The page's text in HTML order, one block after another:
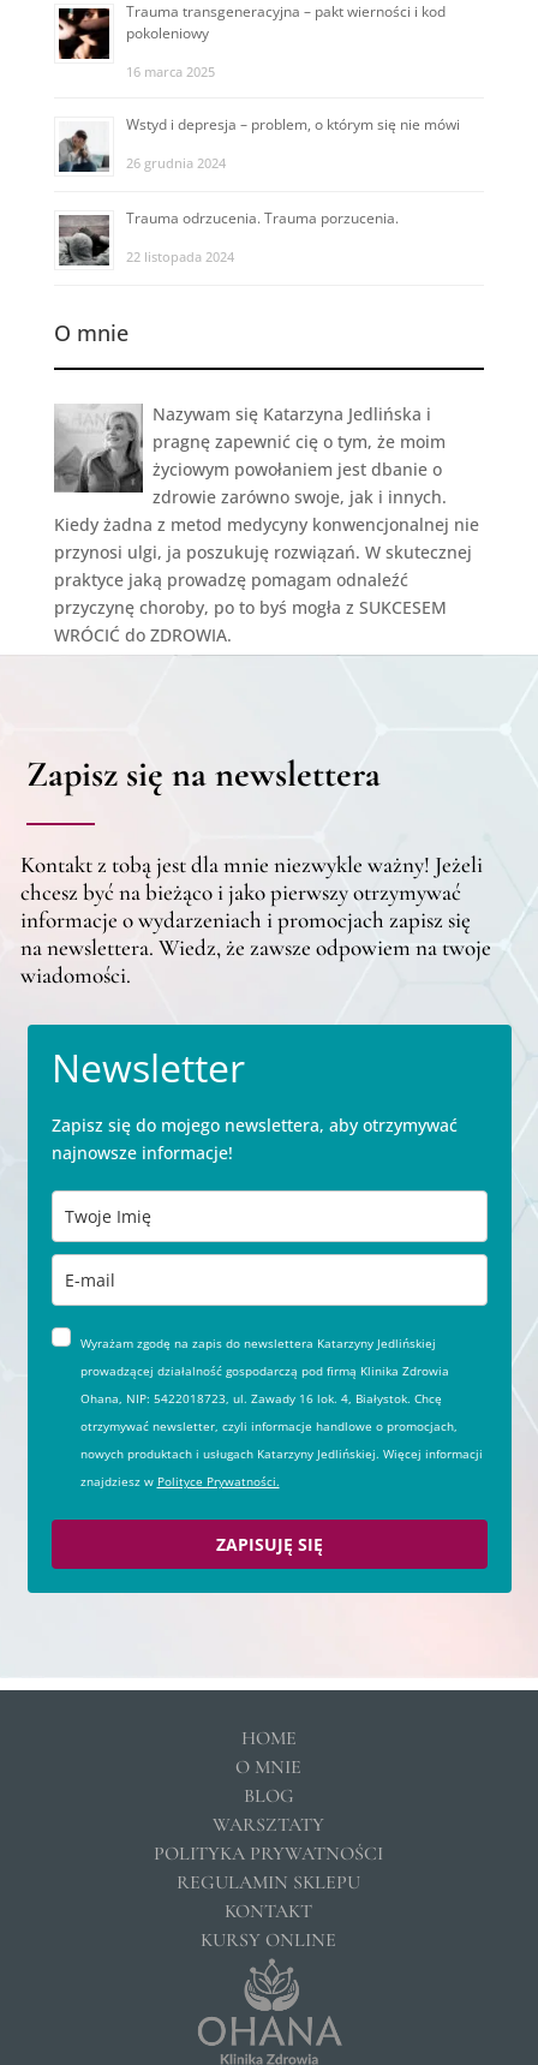
Trauma transgeneracyjna – pakt wierności i kod
pokoleniowy
16 marca 2025
Wstyd i depresja – problem, o którym się nie mówi
26 grudnia 2024
Trauma odrzucenia. Trauma porzucenia.
22 listopada 2024
O mnie
Nazywam się Katarzyna Jedlińska i
pragnę zapewnić cię o tym, że moim
życiowym powołaniem jest dbanie o
zdrowie zarówno swoje, jak i innych.
Kiedy żadna z metod medycyny konwencjonalnej nie
przynosi ulgi, ja poszukuję rozwiązań. W skutecznej
praktyce jaką prowadzę pomagam odnaleźć
przyczynę choroby, po to byś mogła z SUKCESEM
WRÓCIĆ do ZDROWIA.
Zapisz się na newslettera
Kontakt z tobą jest dla mnie niezwykle ważny! Jeżeli
chcesz być na bieżąco i jako pierwszy otrzymywać
informacje o wydarzeniach i promocjach zapisz się
na newslettera. Wiedz, że zawsze odpowiem na twoje
wiadomości.
Newsletter
Zapisz się do mojego newslettera, aby otrzymywać
najnowsze informacje!
Wyrażam zgodę na zapis do newslettera Katarzyny Jedlińskiej
prowadzącej działalność gospodarczą pod firmą Klinika Zdrowia
Ohana, NIP: 5422018723, ul. Zawady 16 lok. 4, Białystok. Chcę
otrzymywać newsletter, czyli informacje handlowe o promocjach,
nowych produktach i usługach Katarzyny Jedlińskiej. Więcej informacji
znajdziesz w Polityce Prywatności.
ZAPISUJĘ SIĘ
HOME
O MNIE
BLOG
WARSZTATY
POLITYKA PRYWATNOŚCI
REGULAMIN SKLEPU
KONTAKT
KURSY ONLINE